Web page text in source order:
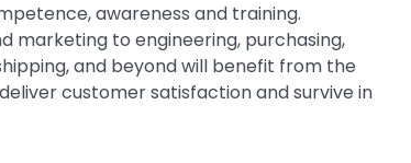
awareness and training.
marketing to engineering, purchasing,
and beyond will benefit from the
customer satisfaction and survive in